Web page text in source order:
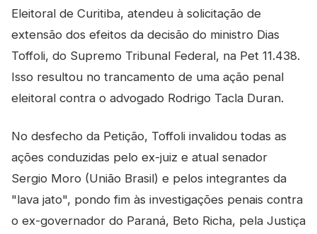
Eleitoral de Curitiba, atendeu à solicitação de
extensão dos efeitos da decisão do ministro Dias
Toffoli, do Supremo Tribunal Federal, na Pet 11.438.
Isso resultou no trancamento de uma ação penal
eleitoral contra o advogado Rodrigo Tacla Duran.
No desfecho da Petição, Toffoli invalidou todas as
ações conduzidas pelo ex-juiz e atual senador
Sergio Moro (União Brasil) e pelos integrantes da
"lava jato", pondo fim às investigações penais contra
o ex-governador do Paraná, Beto Richa, pela Justiça